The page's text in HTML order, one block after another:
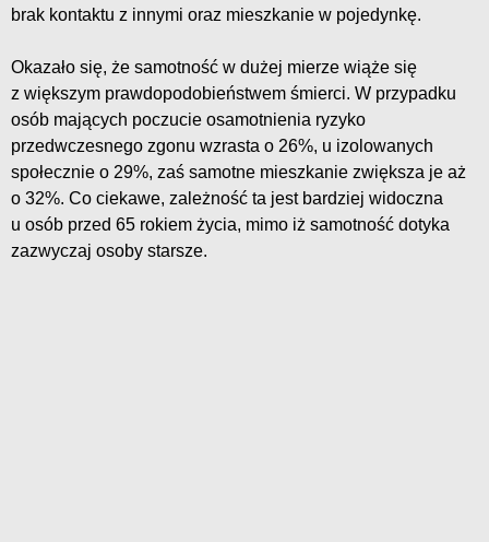
brak kontaktu z innymi oraz mieszkanie w pojedynkę.
Okazało się, że samotność w dużej mierze wiąże się
z większym prawdopodobieństwem śmierci. W przypadku
osób mających poczucie osamotnienia ryzyko
przedwczesnego zgonu wzrasta o 26%, u izolowanych
społecznie o 29%, zaś samotne mieszkanie zwiększa je aż
o 32%. Co ciekawe, zależność ta jest bardziej widoczna
u osób przed 65 rokiem życia, mimo iż samotność dotyka
zazwyczaj osoby starsze.